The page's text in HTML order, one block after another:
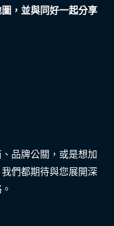
，並與同好一起分享
品牌公關，或是想加
們都期待與您展開深